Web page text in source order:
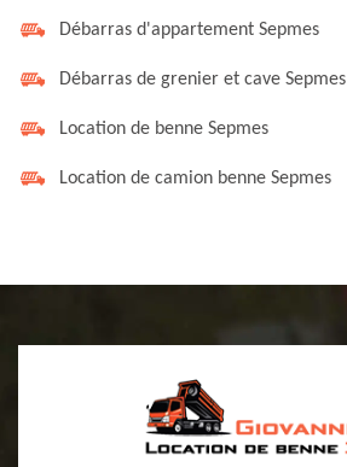
Débarras d'appartement Sepmes
Débarras de grenier et cave Sepmes
Location de benne Sepmes
Location de camion benne Sepmes